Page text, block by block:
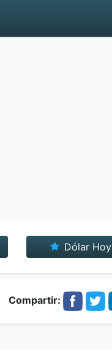
Dólar Hoy
Compartir: